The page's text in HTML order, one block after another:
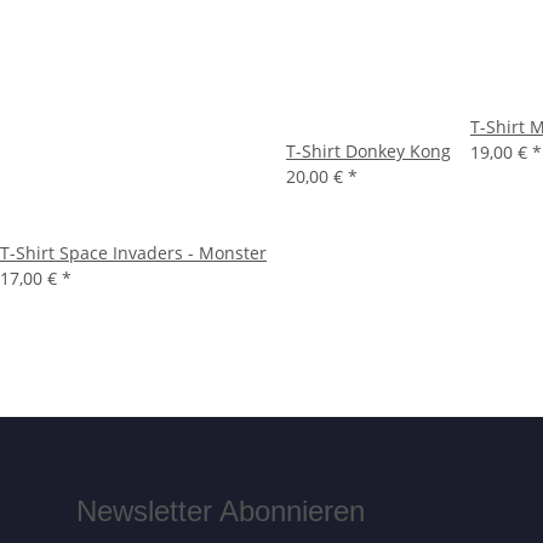
T-Shirt Space Invaders - Monster
17,00 € *
T-Shirt Donkey Kong
20,00 € *
T-Shirt
19,00 € *
Newsletter Abonnieren